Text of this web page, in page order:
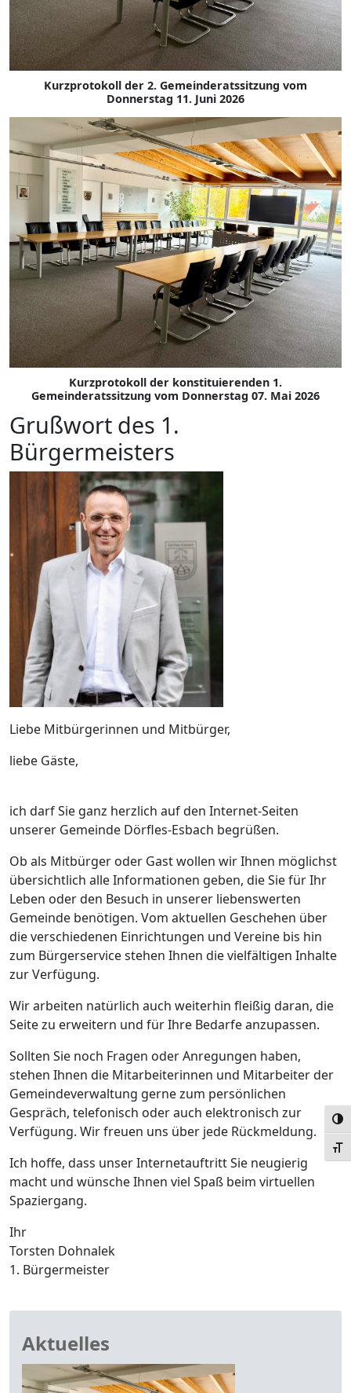
Kurzprotokoll der 2. Gemeinderatssitzung vom
Donnerstag 11. Juni 2026
Kurzprotokoll der konstituierenden 1.
Gemeinderatssitzung vom Donnerstag 07. Mai 2026
Grußwort des 1.
Bürgermeisters
Liebe Mitbürgerinnen und Mitbürger,
liebe Gäste,
ich darf Sie ganz herzlich auf den Internet-Seiten
unserer Gemeinde Dörfles-Esbach begrüßen.
Ob als Mitbürger oder Gast wollen wir Ihnen möglichst
übersichtlich alle Informationen geben, die Sie für Ihr
Leben oder den Besuch in unserer liebenswerten
Gemeinde benötigen. Vom aktuellen Geschehen über
die verschiedenen Einrichtungen und Vereine bis hin
zum Bürgerservice stehen Ihnen die vielfältigen Inhalte
zur Verfügung.
Wir arbeiten natürlich auch weiterhin fleißig daran, die
Seite zu erweitern und für Ihre Bedarfe anzupassen.
Sollten Sie noch Fragen oder Anregungen haben,
stehen Ihnen die Mitarbeiterinnen und Mitarbeiter der
Gemeindeverwaltung gerne zum persönlichen
Gespräch, telefonisch oder auch elektronisch zur
Verfügung. Wir freuen uns über jede Rückmeldung.
Ich hoffe, dass unser Internetauftritt Sie neugierig
macht und wünsche Ihnen viel Spaß beim virtuellen
Spaziergang.
Ihr
Torsten Dohnalek
1. Bürgermeister
Aktuelles